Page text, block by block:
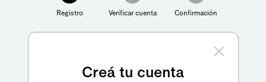
Registro Verificar cuenta Confirmación
Creá tu cuenta